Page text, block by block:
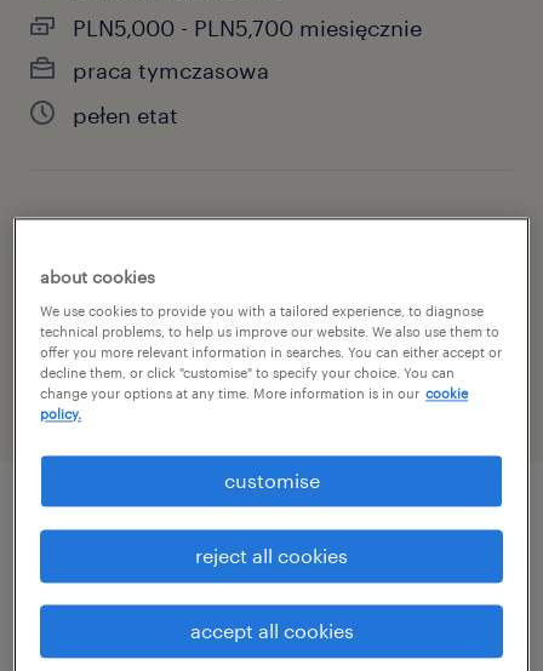
PLN5,000 - PLN5,700 miesięcznie
praca tymczasowa
pełen etat
специальность
номер посилання
47007523
описание должности
Szukasz pracy na dwie zmiany jako
magazynier z UDT?
about cookies
We use cookies to provide you with a tailored experience, to diagnose
technical problems, to help us improve our website. We also use them to
offer you more relevant information in searches. You can either accept or
decline them, or click "customise" to specify your choice. You can
change your options at any time. More information is in our cookie
policy.
accept all cookies
reject all cookies
customise